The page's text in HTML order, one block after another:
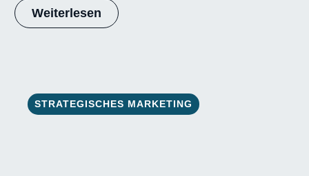
Weiterlesen
STRATEGISCHES MARKETING